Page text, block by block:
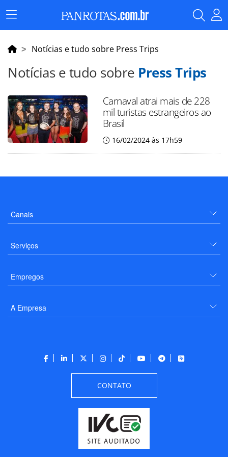
Menu
Principal
Notícias e tudo sobre Press Trips
Notícias e tudo sobre Press Trips
Carnaval atrai mais de 228
mil turistas estrangeiros ao
Brasil
16/02/2024 às 17h59
Canais
Serviços
Empregos
A Empresa
CONTATO